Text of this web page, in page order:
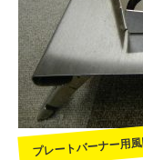
プレートバーナー用